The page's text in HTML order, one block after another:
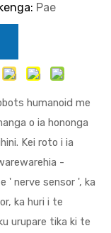
Pae
humanoid me
o ia hononga
Kei roto i ia
-
' nerve sensor ', ka
ka huri i te
urupare tika ki te